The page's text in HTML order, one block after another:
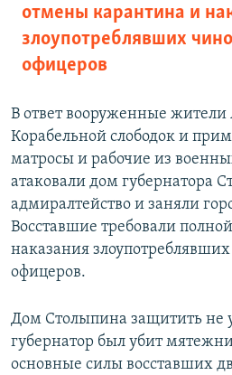
отмены карантина и
злоупотреблявших
офицеров
В ответ вооруженные
Корабельной слободок и
матросы и рабочие из
атаковали дом губернатора
адмиралтейство и заняли
Восставшие требовали
наказания
офицеров.
Дом Столыпина защитить не
губернатор был убит
основные силы восставших